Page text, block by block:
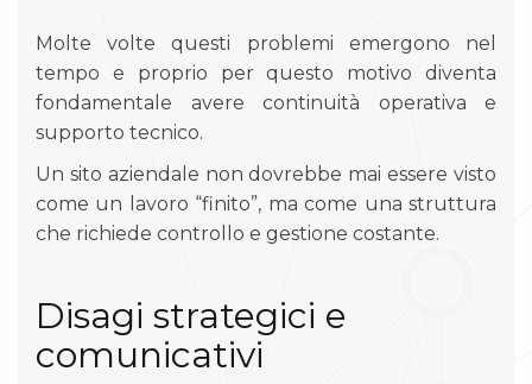
Molte volte questi problemi emergono nel
tempo e proprio per questo motivo diventa
fondamentale avere continuità operativa e
supporto tecnico.
Un sito aziendale non dovrebbe mai essere visto
come un lavoro “finito”, ma come una struttura
che richiede controllo e gestione costante.
Disagi strategici e
comunicativi